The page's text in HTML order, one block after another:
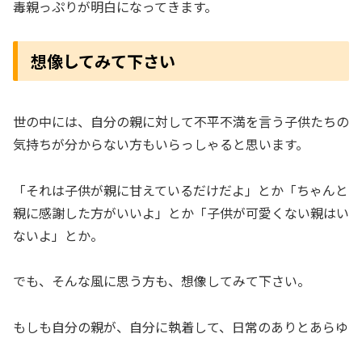
毒親っぷりが明白になってきます。
想像してみて下さい
世の中には、自分の親に対して不平不満を言う子供たちの
気持ちが分からない方もいらっしゃると思います。
「それは子供が親に甘えているだけだよ」とか「ちゃんと
親に感謝した方がいいよ」とか「子供が可愛くない親はい
ないよ」とか。
でも、そんな風に思う方も、想像してみて下さい。
もしも自分の親が、自分に執着して、日常のありとあらゆ